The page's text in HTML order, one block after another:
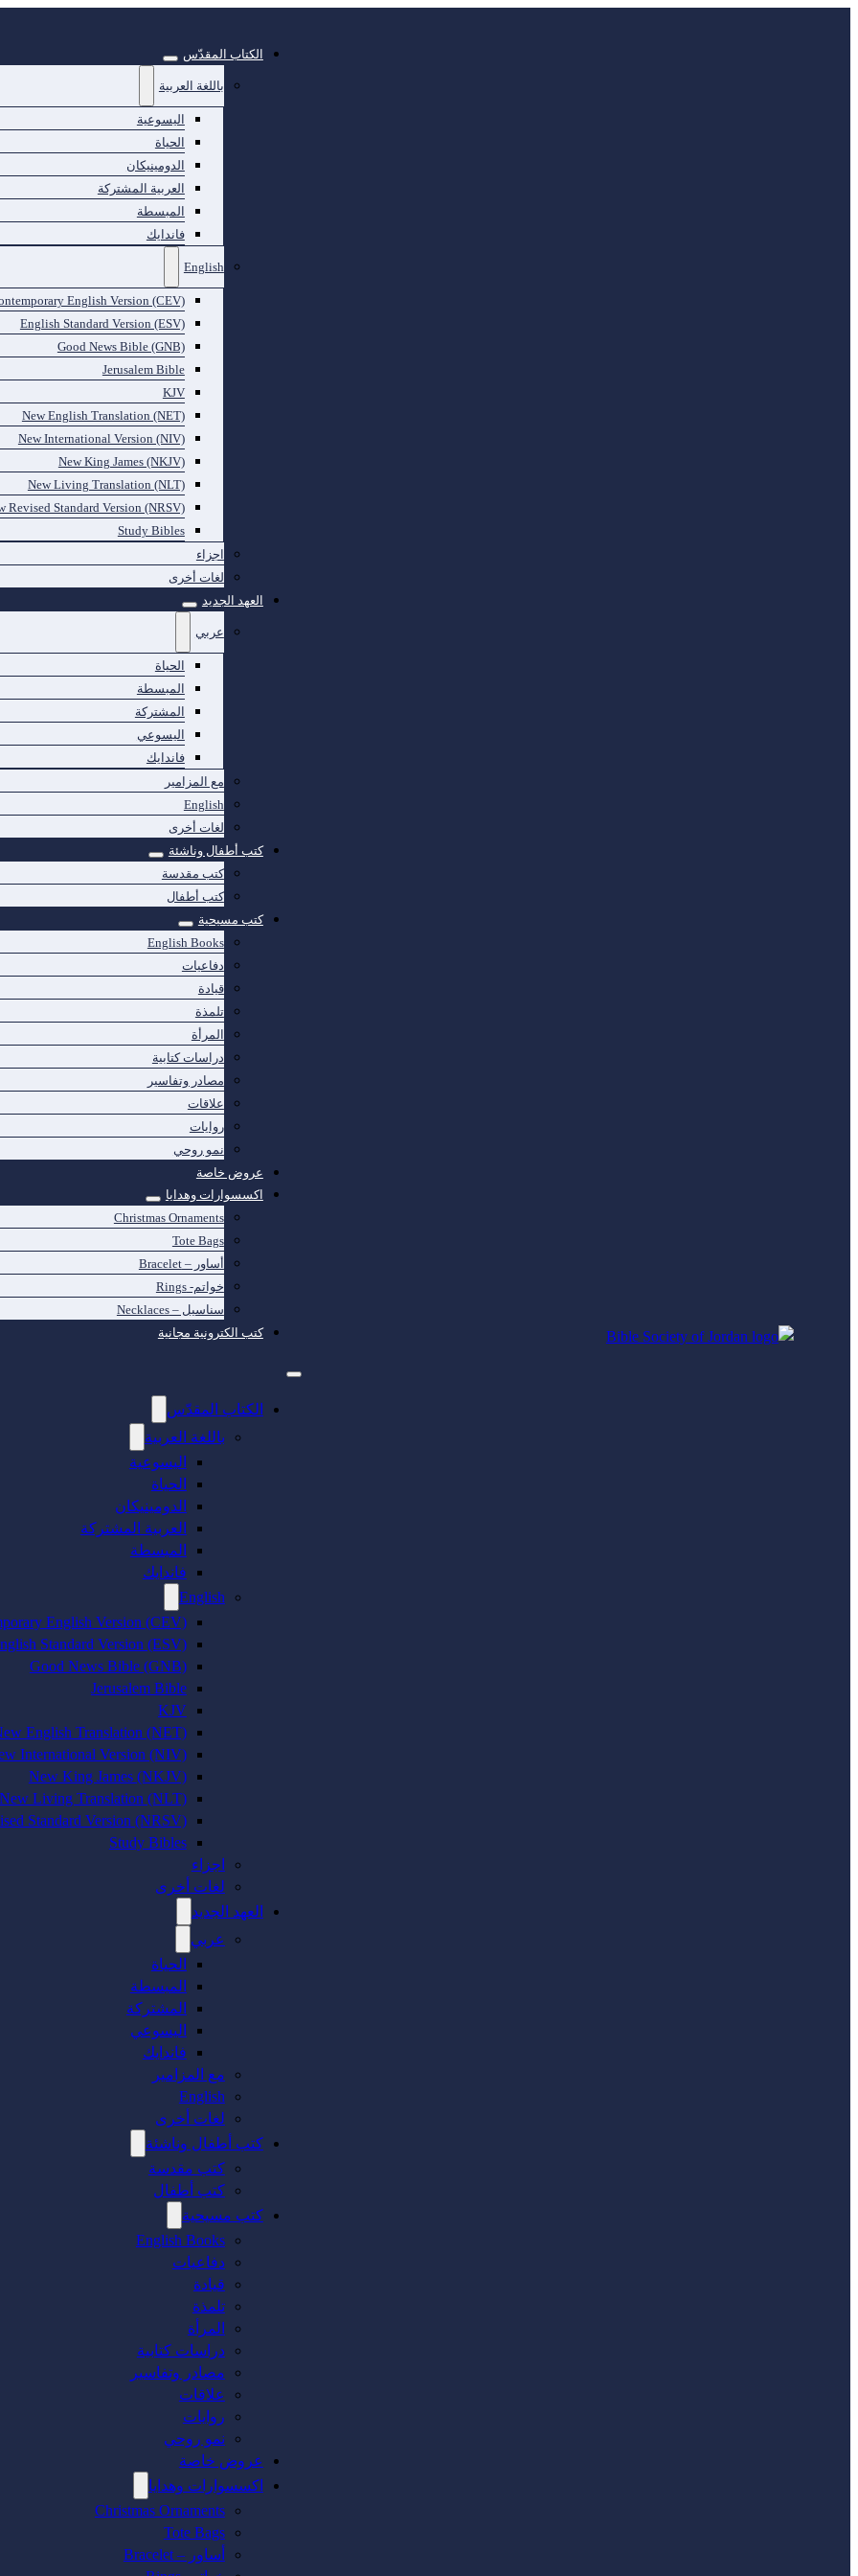
الكتاب المقدّس
باللغة العربية
اليسوعية
الحياة
الدومينيكان
العربية المشتركة
المبسطة
فاندايك
English
English Version (CEV)
English Standard Version (ESV)
Good News Bible (GNB)
Jerusalem Bible
KJV
New English Translation (NET)
New International Version (NIV)
New King James (NKJV)
New Living Translation (NLT)
Revised Standard Version (NRSV)
Study Bibles
اجزاء
لغات أخرى
العهد الجديد
عربي
الحياة
المبسطة
المشتركة
اليسوعي
فاندايك
مع المزامير
English
لغات أخرى
كتب أطفال وناشئة
كتب مقدسة
كتب أطفال
كتب مسيحية
English Books
دفاعيات
قيادة
تلمذة
المرأة
دراسات كتابية
مصادر وتفاسير
علاقات
روايات
نمو روحي
عروض خاصة
اكسسوارات وهدايا
Christmas Ornaments
Tote Bags
أساور – Bracelet
خواتم- Rings
سناسيل – Necklaces
كتب الكترونية مجانية
الكتاب المقدّس
باللغة العربية
اليسوعية
الحياة
الدومينيكان
العربية المشتركة
المبسطة
فاندايك
English
English Version (CEV)
Standard Version (ESV)
Good News Bible (GNB)
Jerusalem Bible
KJV
English Translation (NET)
International Version (NIV)
New King James (NKJV)
Living Translation (NLT)
Standard Version (NRSV)
Study Bibles
اجزاء
لغات أخرى
العهد الجديد
عربي
الحياة
المبسطة
المشتركة
اليسوعي
فاندايك
مع المزامير
English
لغات أخرى
كتب أطفال وناشئة
كتب مقدسة
كتب أطفال
كتب مسيحية
English Books
دفاعيات
قيادة
تلمذة
المرأة
دراسات كتابية
مصادر وتفاسير
علاقات
روايات
نمو روحي
عروض خاصة
اكسسوارات وهدايا
Christmas Ornaments
Tote Bags
أساور – Bracelet